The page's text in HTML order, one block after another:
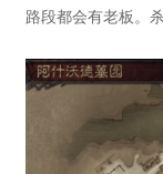
路段都会有老板。